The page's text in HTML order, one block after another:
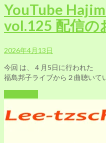
YouTube
vol.125 配信の
2026年4月13日
今回 は、４月5日に行われた
福島邦子ライブから２曲聴いて